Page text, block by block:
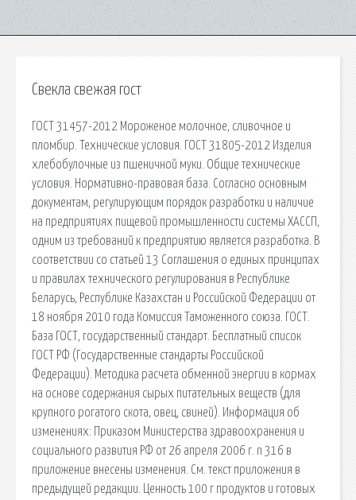
Свекла свежая гост
ГОСТ 31457-2012 Мороженое молочное, сливочное и
пломбир. Технические условия. ГОСТ 31805-2012 Изделия
хлебобулочные из пшеничной муки. Общие технические
условия. Нормативно-правовая база. Согласно основным
документам, регулирующим порядок разработки и наличие
на предприятиях пищевой промышленности системы ХАССП,
одним из требований к предприятию является разработка. В
соответствии со статьей 13 Соглашения о единых принципах
и правилах технического регулирования в Республике
Беларусь, Республике Казахстан и Российской Федерации от
18 ноября 2010 года Комиссия Таможенного союза. ГОСТ.
База ГОСТ, государственный стандарт. Бесплатный список
ГОСТ РФ (Государственные стандарты Российской
Федерации). Методика расчета обменной энергии в кормах
на основе содержания сырых питательных веществ (для
крупного рогатого скота, овец, свиней). Информация об
изменениях: Приказом Министерства здравоохранения и
социального развития РФ от 26 апреля 2006 г. n 316 в
приложение внесены изменения. См. текст приложения в
предыдущей редакции. Ценность 100 г продуктов и готовых